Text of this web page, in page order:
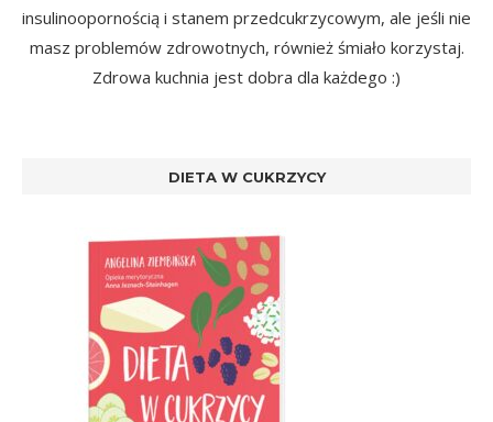
insulinoopornością i stanem przedcukrzycowym, ale jeśli nie
masz problemów zdrowotnych, również śmiało korzystaj.
Zdrowa kuchnia jest dobra dla każdego :)
DIETA W CUKRZYCY